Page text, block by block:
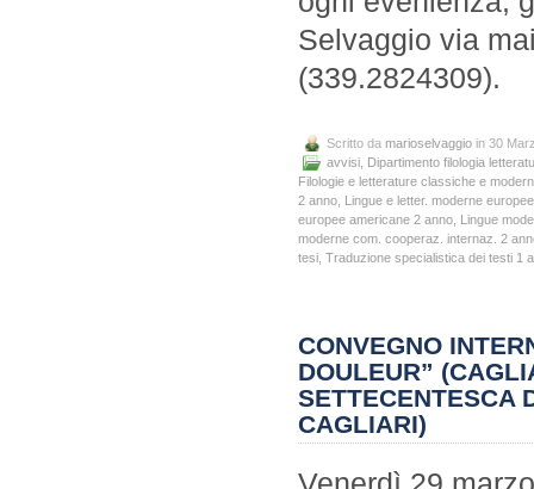
Selvaggio via
(339.2824309).
Scritto da marioselvaggio in 30
avvisi
Dipartimento filologia
Filologie e letterature classiche e
2 anno
Lingue e letter. moderne
europee americane 2 anno
Lingue
moderne com. cooperaz. internaz. 2
tesi Traduzione specialistica dei testi 1
CONVEGNO
DOULEUR”
SETTECENTESCA
CAGLIARI)